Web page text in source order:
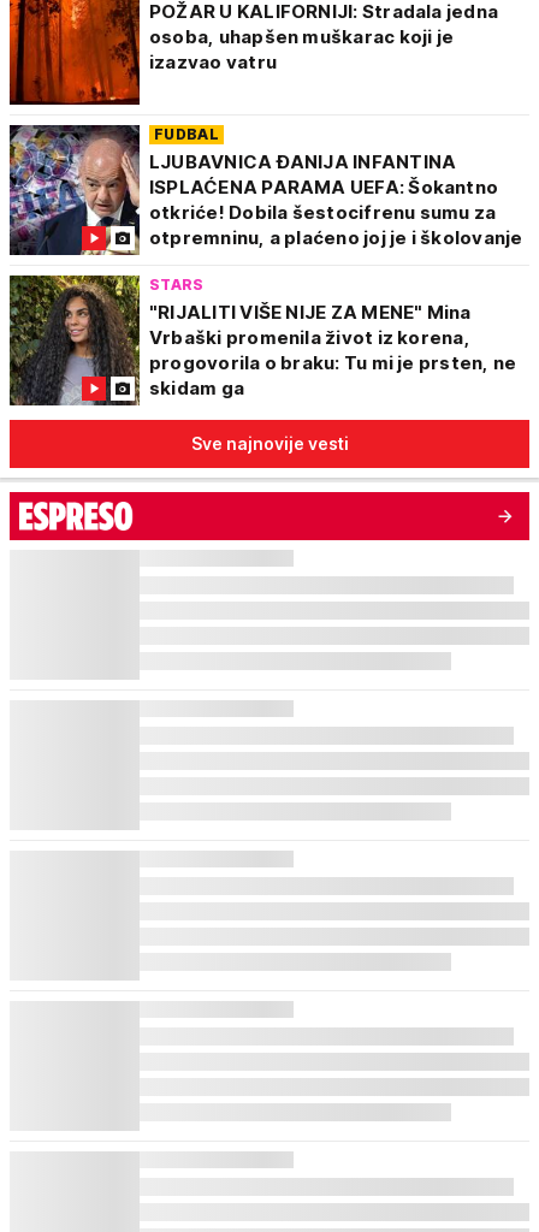
POŽAR U KALIFORNIJI: Stradala jedna
osoba, uhapšen muškarac koji je
izazvao vatru
FUDBAL
LJUBAVNICA ĐANIJA INFANTINA
ISPLAĆENA PARAMA UEFA: Šokantno
otkriće! Dobila šestocifrenu sumu za
otpremninu, a plaćeno joj je i školovanje
STARS
"RIJALITI VIŠE NIJE ZA MENE" Mina
Vrbaški promenila život iz korena,
progovorila o braku: Tu mi je prsten, ne
skidam ga
Sve najnovije vesti